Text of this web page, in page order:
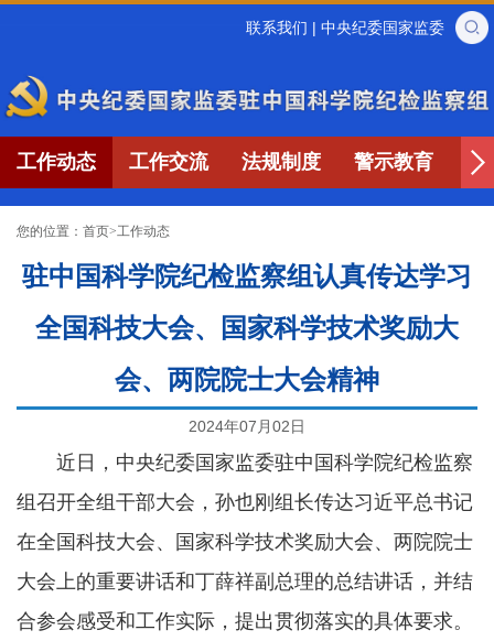
联系我们 | 中央纪委国家监委
工作动态 工作交流 法规制度 警示教育
您的位置： 首页>工作动态
驻中国科学院纪检监察组认真传达学习
全国科技大会、国家科学技术奖励大
会、两院院士大会精神
2024年07月02日
近日，中央纪委国家监委驻中国科学院纪检监察
组召开全组干部大会，孙也刚组长传达习近平总书记
在全国科技大会、国家科学技术奖励大会、两院院士
大会上的重要讲话和丁薛祥副总理的总结讲话，并结
合参会感受和工作实际，提出贯彻落实的具体要求。